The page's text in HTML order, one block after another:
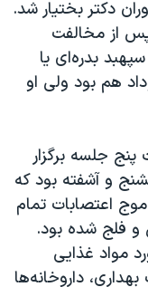
دکتر بختیار شد.
پس از مخالفت
بدره‌ای یا
هم بود ولی او
پنج جلسه برگزار
و آشفته بود که
اعتصابات تمام
و فلج شده بود.
مواد غذایی
داروخانه‌ها